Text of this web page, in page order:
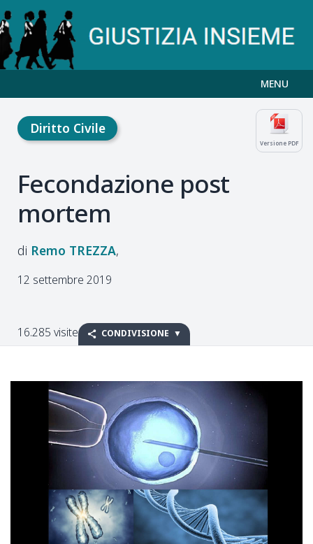
MENU
Versione PDF
Diritto Civile
Fecondazione post
mortem
Remo TREZZA
12 settembre 2019
16.285 visite CONDIVISIONE